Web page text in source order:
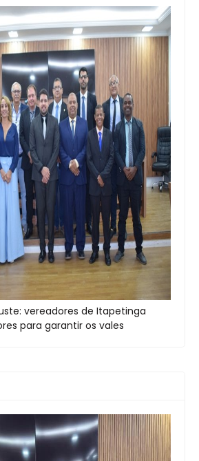
vereadores de Itapetinga
para garantir os vales